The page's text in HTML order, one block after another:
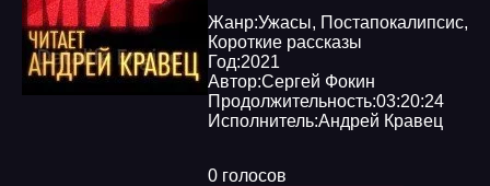
Жанр:Ужасы, Постапокалипсис,
Короткие рассказы
Год:2021
Автор:Сергей Фокин
Продолжительность:03:20:24
Исполнитель:Андрей Кравец
0 голосов